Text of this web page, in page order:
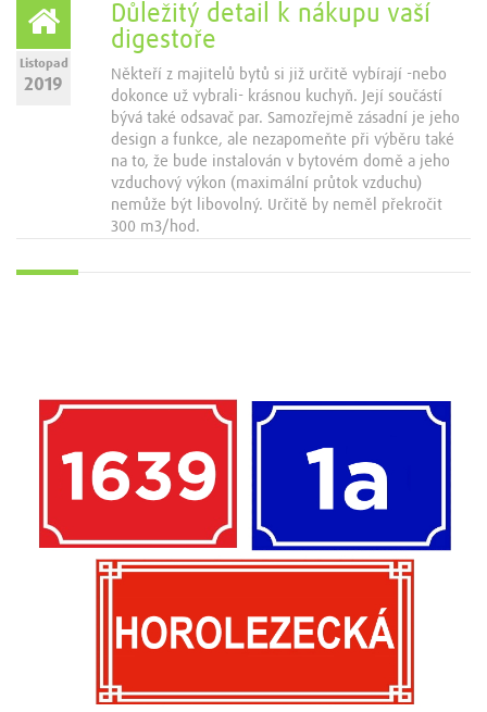
Listopad
2019
Důležitý detail k nákupu vaší
digestoře
Někteří z majitelů bytů si již určitě vybírají -nebo
dokonce už vybrali- krásnou kuchyň. Její součástí
bývá také odsavač par. Samozřejmě zásadní je jeho
design a funkce, ale nezapomeňte při výběru také
na to, že bude instalován v bytovém domě a jeho
vzduchový výkon (maximální průtok vzduchu)
nemůže být libovolný. Určitě by neměl překročit
300 m3/hod.